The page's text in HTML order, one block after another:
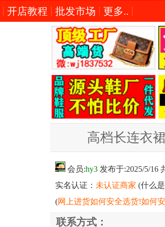
开店教程 批发市场 更多..
高档长连衣
会员:hy3 发布于:2025/5/16
实名认证： 未认证商家 (什么
(网上进货如何安全选货!如何
联系方式：